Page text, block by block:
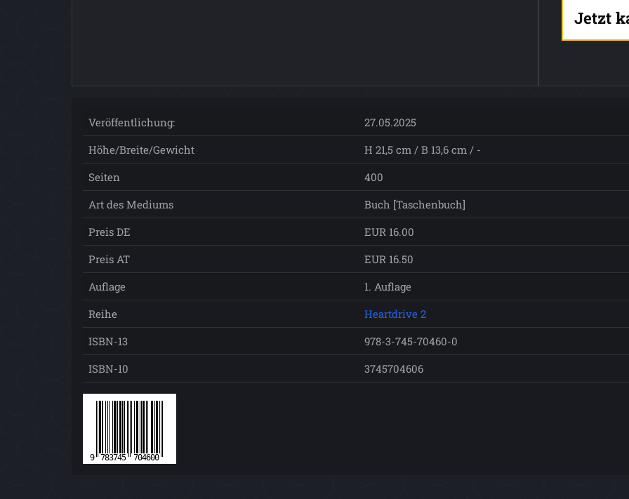
Jetzt
Veröffentlichung:
27.05.2025
Höhe/Breite/Gewicht
H 21,5 cm / B 13,6 cm / -
Seiten
400
Art des Mediums
Buch [Taschenbuch]
Preis DE
EUR 16.00
Preis AT
EUR 16.50
Auflage
1. Auflage
Reihe
Heartdrive 2
ISBN-13
978-3-745-70460-0
ISBN-10
3745704606